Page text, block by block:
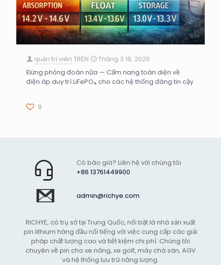
quản trị viên TRÊN
Tháng 3 18, 2026
Đừng phỏng đoán nữa — Cẩm nang toàn diện về
điện áp duy trì LiFePO₄ cho các hệ thống đáng tin cậy
8
+86 13761449900
Có báo giá? Liên hệ với chúng tôi
admin@richye.com
RICHYE, có trụ sở tại Trung Quốc, nổi bật là nhà sản xuất
pin lithium hàng đầu nổi tiếng với việc cung cấp các giải
pháp chất lượng cao và tiết kiệm chi phí. Chúng tôi
chuyên về pin cho xe nâng, xe golf, máy chà sàn, AGV
và hệ thống lưu trữ năng lượng.